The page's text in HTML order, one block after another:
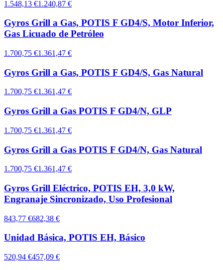
1.548,13 €1.240,87 €
Gyros Grill a Gas, POTIS F GD4/S, Motor Inferior,
Gas Licuado de Petróleo
1.700,75 €1.361,47 €
Gyros Grill a Gas, POTIS F GD4/S, Gas Natural
1.700,75 €1.361,47 €
Gyros Grill a Gas POTIS F GD4/N, GLP
1.700,75 €1.361,47 €
Gyros Grill a Gas POTIS F GD4/N, Gas Natural
1.700,75 €1.361,47 €
Gyros Grill Eléctrico, POTIS EH, 3,0 kW,
Engranaje Sincronizado, Uso Profesional
843,77 €682,38 €
Unidad Básica, POTIS EH, Básico
520,94 €457,09 €